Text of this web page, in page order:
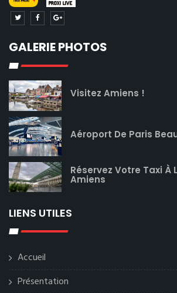
GALERIE PHOTOS
Visitez Amiens !
Aéroport De Paris
Réservez Votre Taxi À
Amiens
LIENS UTILES
Accueil
Présentation